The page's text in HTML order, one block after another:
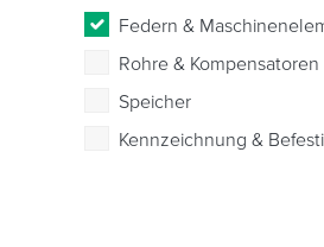
Federn &
Rohre & Kompensatoren
Speicher
Kennzeichnung &